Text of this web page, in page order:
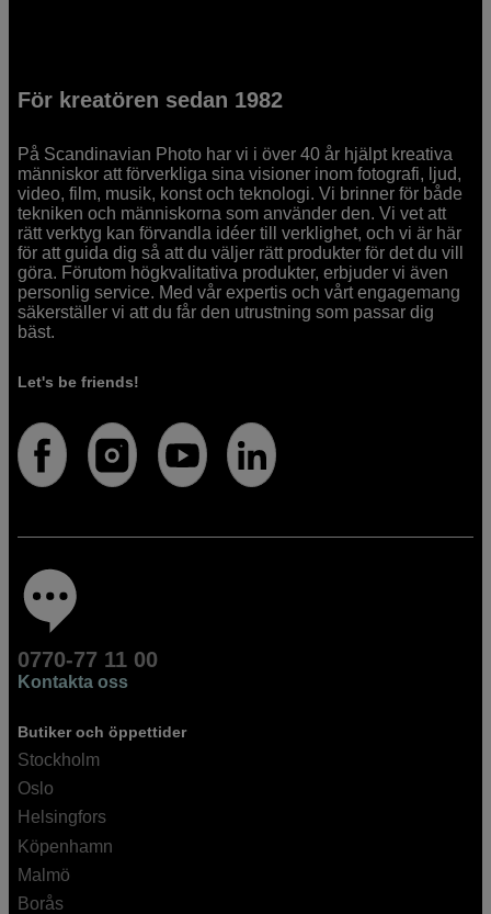
För kreatören sedan 1982
På Scandinavian Photo har vi i över 40 år hjälpt kreativa
människor att förverkliga sina visioner inom fotografi, ljud,
video, film, musik, konst och teknologi. Vi brinner för både
tekniken och människorna som använder den. Vi vet att
rätt verktyg kan förvandla idéer till verklighet, och vi är här
för att guida dig så att du väljer rätt produkter för det du vill
göra. Förutom högkvalitativa produkter, erbjuder vi även
personlig service. Med vår expertis och vårt engagemang
säkerställer vi att du får den utrustning som passar dig
bäst.
Let's be friends!
0770-77 11 00
Kontakta oss
Butiker och öppettider
Stockholm
Oslo
Helsingfors
Köpenhamn
Malmö
Borås